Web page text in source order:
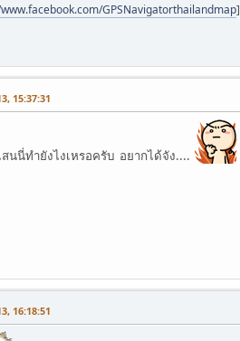
GPSNavigatorthailandmap]
15:37:31
นนี่ทำยังไงเหรอครับ อยากได้จัง....
16:18:51